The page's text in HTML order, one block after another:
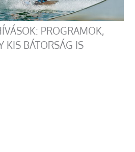
PROGRAMOK,
KIS BÁTORSÁG IS